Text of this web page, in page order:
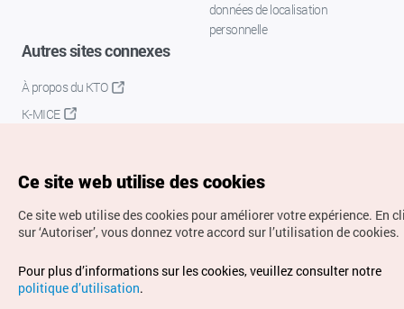
données de localisation
personnelle
Autres sites connexes
À propos du KTO
K-MICE
Droits d’auteur (c) Office National du Tourisme en Corée.
Tous droits réservés.
Pour les rapports d'erreurs et demandes de renseignements,
Ce site web utilise des cookies
Ce site web utilise des cookies pour améliorer votre expérience. En
sur ‘Autoriser’, vous donnez votre accord sur l’utilisation de cookies.
Pour plus d’informations sur les cookies, veuillez consulter notre
politique d’utilisation.